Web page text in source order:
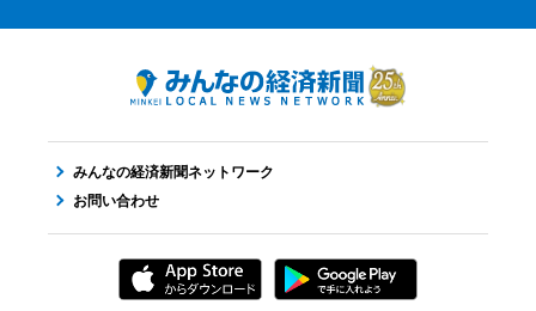
みんなの経済新聞ネットワーク
お問い合わせ